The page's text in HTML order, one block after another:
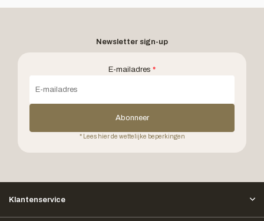
Newsletter sign-up
E-mailadres *
Abonneer
* Lees hier de wettelijke beperkingen
Klantenservice